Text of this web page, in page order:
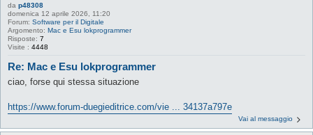
da p48308
domenica 12 aprile 2026, 11:20
Forum: Software per il Digitale
Argomento: Mac e Esu lokprogrammer
Risposte: 7
Visite : 4448
Re: Mac e Esu lokprogrammer
ciao, forse qui stessa situazione
https://www.forum-duegieditrice.com/vie ... 34137a797e
Vai al messaggio